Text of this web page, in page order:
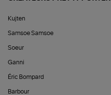
Kujten
Samsoe Samsoe
Soeur
Ganni
Éric Bompard
Barbour